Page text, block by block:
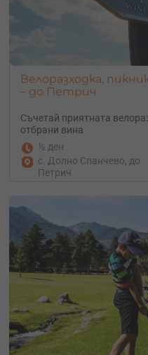
Велоразходка,
– до Петрич
Съчетай приятната
отбрани вина
½ ден
с. Долно Спанчево, до
Петрич